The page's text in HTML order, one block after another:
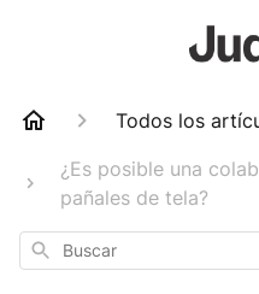
Todos los
¿Es posible una
pañales de tela?
Buscar